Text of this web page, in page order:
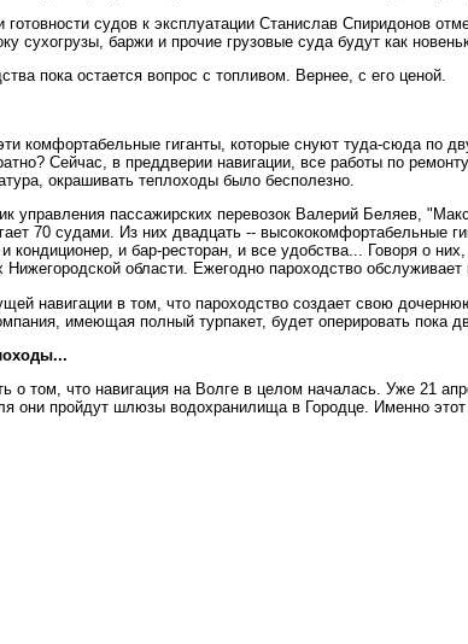
готовности судов к эксплуатации Станислав Спиридонов
сухогрузы, баржи и прочие грузовые суда будут как
пока остается вопрос с топливом. Вернее, с его ценой.
комфортабельные гиганты, которые снуют туда-сюда по
Сейчас, в преддверии навигации, все работы по
окрашивать теплоходы было бесполезно.
управления пассажирских перевозок Валерий Беляев,
70 судами. Из них двадцать -- высококомфортабельные
кондиционер, и бар-ресторан, и все удобства... Говоря о
области. Ежегодно пароходство
навигации в том, что пароходство создает свою
имеющая полный турпакет, будет оперировать
о том, что навигация на Волге в целом началась. Уже 21
они пройдут шлюзы водохранилища в Городце. Именно этот